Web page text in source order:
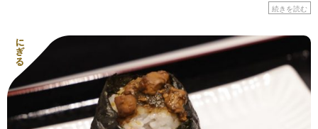
しているのが「おにぎり食堂 綾鷹屋」。各地のおにぎり専
続きを読む